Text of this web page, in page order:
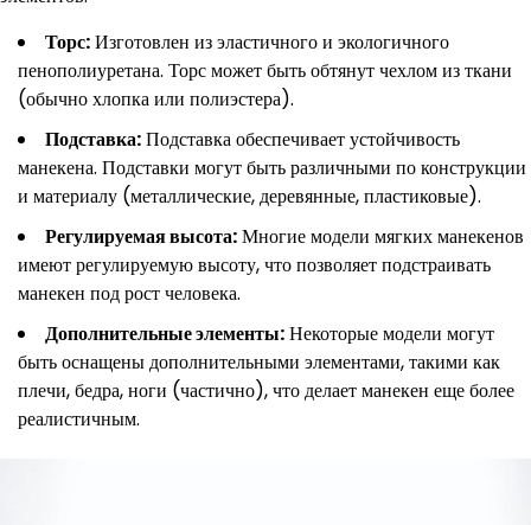
Торс:Изготовлен из эластичного и экологичного
пенополиуретана. Торс может быть обтянут чехлом из ткани
(обычно хлопка или полиэстера).
Подставка:Подставка обеспечивает устойчивость
манекена. Подставки могут быть различными по конструкции
и материалу (металлические, деревянные, пластиковые).
Регулируемая высота:Многие модели мягких манекенов
имеют регулируемую высоту, что позволяет подстраивать
манекен под рост человека.
Дополнительные элементы:Некоторые модели могут
быть оснащены дополнительными элементами, такими как
плечи, бедра, ноги (частично), что делает манекен еще более
реалистичным.